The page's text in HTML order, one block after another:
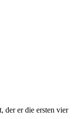
der er die ersten vier